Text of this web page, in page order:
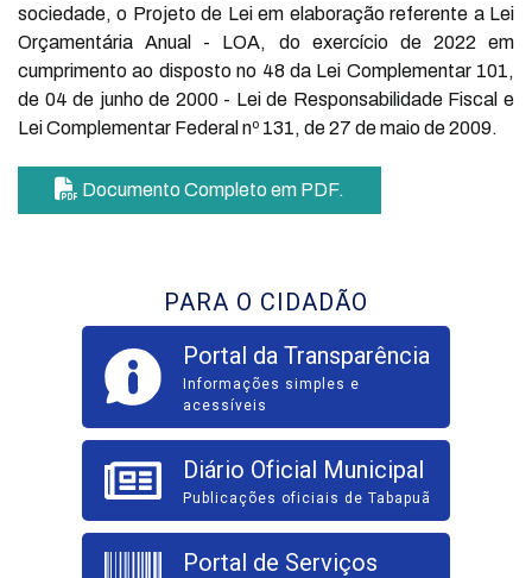
sociedade, o Projeto de Lei em elaboração referente a Lei
Orçamentária Anual - LOA, do exercício de 2022 em
cumprimento ao disposto no 48 da Lei Complementar 101,
de 04 de junho de 2000 - Lei de Responsabilidade Fiscal e
Lei Complementar Federal nº 131, de 27 de maio de 2009.
Documento Completo em PDF.
PARA O CIDADÃO
Portal da Transparência
Informações simples e
acessíveis
Diário Oficial Municipal
Publicações oficiais de Tabapuã
Portal de Serviços